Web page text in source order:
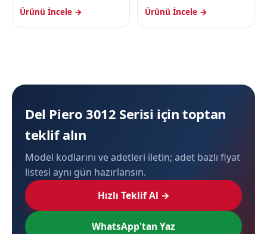
Ürünü İncele → Ürünü İncele →
Del Piero 3012 Serisi için toptan
teklif alın
Model kodlarını ve adetleri iletin; adet bazlı fiyat
listesi aynı gün hazırlansın.
Hızlı Teklif Al →
WhatsApp'tan Yaz